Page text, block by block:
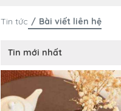
Tin tức Bài viết liên hệ
Tin mới nhất